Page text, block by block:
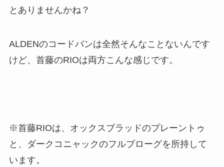
とありませんかね？
ALDENのコードバンは全然そんなことないんです
けど、首藤のRIOは両方こんな感じです。
※首藤RIOは、オックスブラッドのプレーントゥ
と、ダークコニャックのフルブローグを所持して
います。